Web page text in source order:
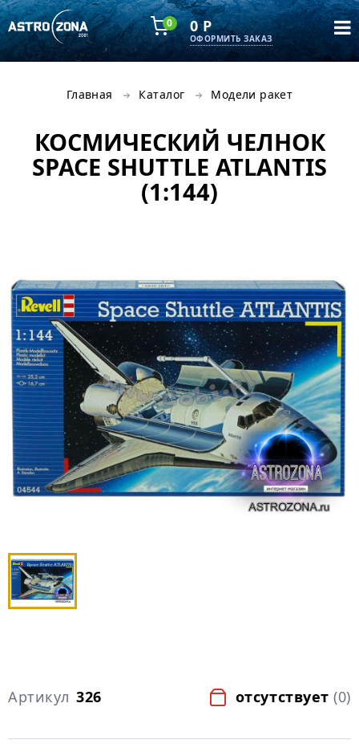
0 0 Р
ОФОРМИТЬ ЗАКАЗ
Главная Каталог Модели ракет
КОСМИЧЕСКИЙ ЧЕЛНОК
SPACE SHUTTLE ATLANTIS
(1:144)
Артикул 326 отсутствует (0)